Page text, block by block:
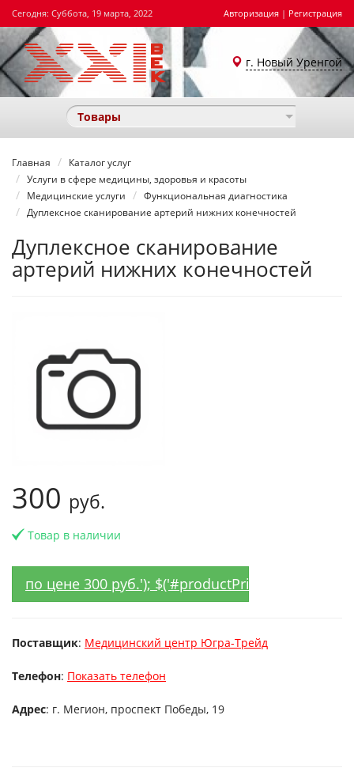
Сегодня: Суббота, 19 марта, 2022 Авторизация | Регистрация
г. Новый Уренгой
Товары
Главная
Каталог услуг
Услуги в сфере медицины, здоровья и красоты
Медицинские услуги
Функциональная диагностика
Дуплексное сканирование артерий нижних конечностей
Дуплексное сканирование
артерий нижних конечностей
300 руб.
Товар в наличии
по цене 300 руб.'); $('#productPrice').val('300');
Поставщик: Медицинский центр Югра-Трейд
Телефон: Показать телефон
Адрес: г. Мегион, проспект Победы, 19